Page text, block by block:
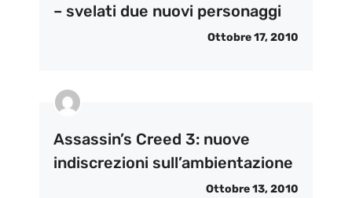
– svelati due nuovi personaggi
Ottobre 17, 2010
Assassin’s Creed 3: nuove
indiscrezioni sull’ambientazione
Ottobre 13, 2010